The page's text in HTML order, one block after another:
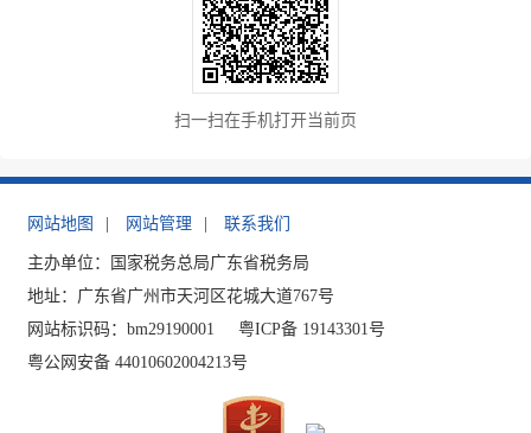
扫一扫在手机打开当前页
网站地图 | 网站管理 | 联系我们
主办单位：国家税务总局广东省税务局
地址：广东省广州市天河区花城大道767号
网站标识码：bm29190001
粤ICP备 19143301号
粤公网安备 44010602004213号